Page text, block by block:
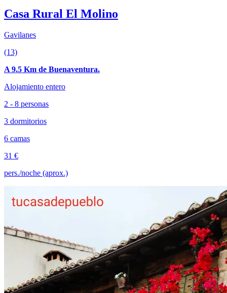
Casa Rural El Molino
Gavilanes
(13)
A 9.5 Km de Buenaventura.
Alojamiento entero
2 - 8 personas
3 dormitorios
6 camas
31 €
pers./noche (aprox.)